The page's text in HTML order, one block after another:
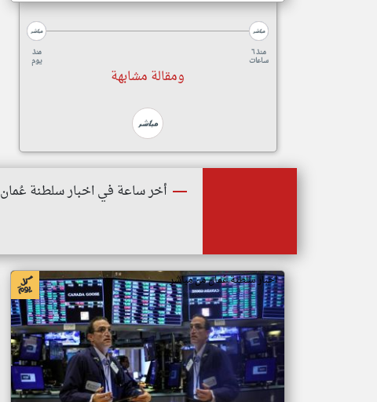
منذ
يوم
منذ ٦
ساعات
ومقالة مشابهة
أخر ساعة في اخبار سلطنة عُمان
اخبار سلطنة عُمان من مباشر